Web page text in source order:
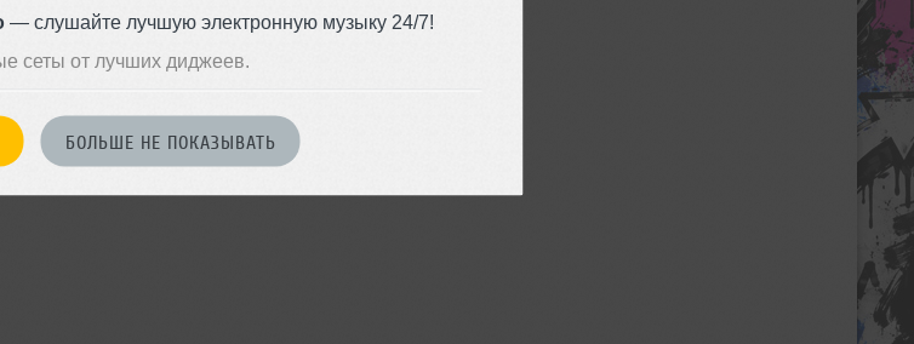
— слушайте лучшую электронную музыку 24/7!
сеты от лучших диджеев.
БОЛЬШЕ НЕ ПОКАЗЫВАТЬ
ДОБАВИТЬ В ДРУЗЬЯ